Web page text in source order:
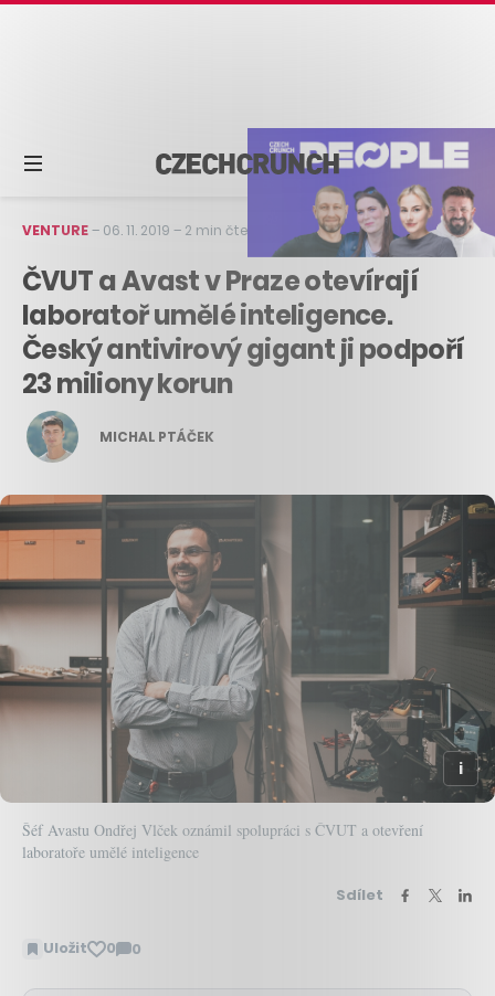
VENTURE– 06. 11. 2019 – 2 min čtení
ČVUT a Avast v Praze otevírají
laboratoř umělé inteligence.
Český antivirový gigant ji podpoří
23 miliony korun
MICHAL PTÁČEK
Šéf Avastu Ondřej Vlček oznámil spolupráci s ČVUT a otevření
laboratoře umělé inteligence
Sdílet
Uložit 0 0
Zobrazit